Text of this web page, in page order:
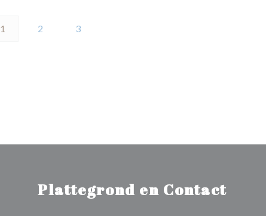
1 2 3
Plattegrond en Contact